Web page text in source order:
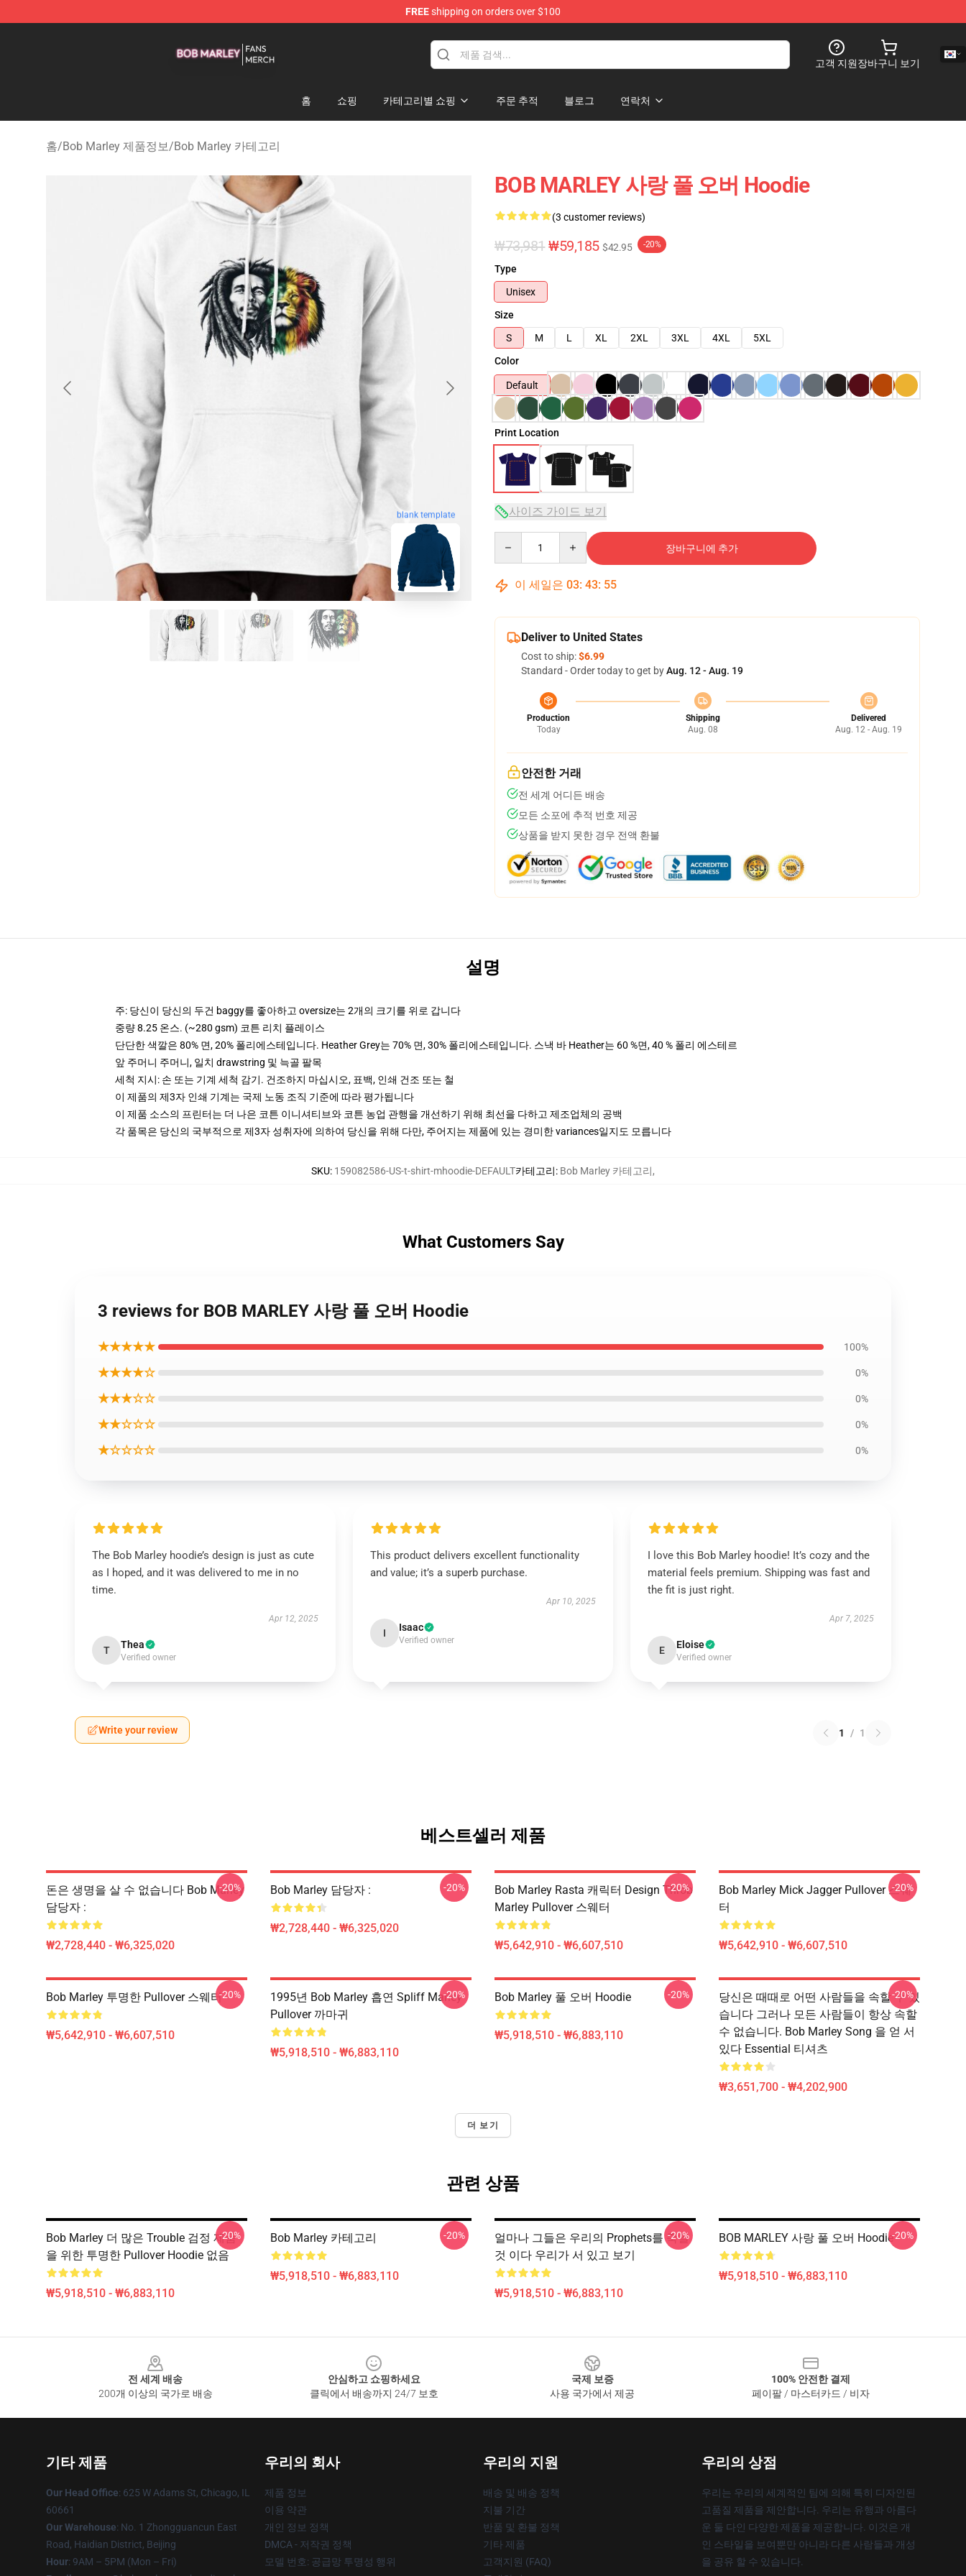
FREEshipping on orders over $100
고객 지원장바구니 보기
홈 쇼핑 카테고리별 쇼핑 주문 추적 블로그 연락처
홈/Bob Marley 제품정보/Bob Marley 카테고리
blank template
BOB MARLEY 사랑 풀 오버 Hoodie
(3 customer reviews)
₩73,981 ₩59,185 $42.95 -20%
Type
Unisex
Size
S
M L XL 2XL 3XL 4XL
5XL
Color
Default
Print Location
사이즈 가이드 보기
장바구니에 추가
이 세일은 03: 43: 54
Deliver to United States
Cost to ship:$6.99
Standard - Order today to get byAug. 12 - Aug. 19
Production
Today
Shipping
Aug. 08
Delivered
Aug. 12 - Aug. 19
안전한 거래
전 세계 어디든 배송
모든 소포에 추적 번호 제공
상품을 받지 못한 경우 전액 환불
설명
주: 당신이 당신의 두건 baggy를 좋아하고 oversize는 2개의 크기를 위로 갑니다
중량 8.25 온스. (~280 gsm) 코튼 리치 플레이스
단단한 색깔은 80% 면, 20% 폴리에스테입니다. Heather Grey는 70% 면, 30% 폴리에스테입니다. 스낵 바 Heather는 60 %면, 40 % 폴리 에스테르
앞 주머니 주머니, 일치 drawstring 및 늑골 팔목
세척 지시: 손 또는 기계 세척 감기. 건조하지 마십시오, 표백, 인쇄 건조 또는 철
이 제품의 제3자 인쇄 기계는 국제 노동 조직 기준에 따라 평가됩니다
이 제품 소스의 프린터는 더 나은 코튼 이니셔티브와 코튼 농업 관행을 개선하기 위해 최선을 다하고 제조업체의 공백
각 품목은 당신의 국부적으로 제3자 성취자에 의하여 당신을 위해 다만, 주어지는 제품에 있는 경미한 variances일지도 모릅니다
SKU: 159082586-US-t-shirt-mhoodie-DEFAULT카테고리: Bob Marley 카테고리,
What Customers Say
3 reviews for BOB MARLEY 사랑 풀 오버 Hoodie
★★★★★ 100%
★★★★☆ 0%
★★★☆☆ 0%
★★☆☆☆ 0%
★☆☆☆☆ 0%
The Bob Marley hoodie’s design is just as cute
as I hoped, and it was delivered to me in no
time.
Apr 12, 2025
T Thea
Verified owner
This product delivers excellent functionality
and value; it’s a superb purchase.
Apr 10, 2025
I Isaac
Verified owner
I love this Bob Marley hoodie! It’s cozy and the
material feels premium. Shipping was fast and
the fit is just right.
Apr 7, 2025
E Eloise
Verified owner
Write your review 1 / 1
베스트셀러 제품
돈은 생명을 살 수 없습니다 Bob Marley
담당자 :
₩2,728,440 - ₩6,325,020
-20% Bob Marley 담당자 :
₩2,728,440 - ₩6,325,020
-20%
Bob Marley Rasta 캐릭터 Design Throb
Marley Pullover 스웨터
₩5,642,910 - ₩6,607,510
-20%
Bob Marley Mick Jagger Pullover 스웨
터
₩5,642,910 - ₩6,607,510
-20%
Bob Marley 투명한 Pullover 스웨터
₩5,642,910 - ₩6,607,510
-20%
1995년 Bob Marley 흡연 Spliff Marley
Pullover 까마귀
₩5,918,510 - ₩6,883,110
-20% Bob Marley 풀 오버 Hoodie
₩5,918,510 - ₩6,883,110
-20%
당신은 때때로 어떤 사람들을 속할 수 있
습니다 그러나 모든 사람들이 항상 속할
수 없습니다. Bob Marley Song 을 얻 서
있다 Essential 티셔츠
₩3,651,700 - ₩4,202,900
-20%
더 보기
관련 상품
Bob Marley 더 많은 Trouble 검정 제품
을 위한 투명한 Pullover Hoodie 없음
₩5,918,510 - ₩6,883,110
-20% Bob Marley 카테고리
₩5,918,510 - ₩6,883,110
-20%
얼마나 그들은 우리의 Prophets를 죽일
것 이다 우리가 서 있고 보기
₩5,918,510 - ₩6,883,110
-20% BOB MARLEY 사랑 풀 오버 Hoodie
₩5,918,510 - ₩6,883,110
-20%
전 세계 배송
200개 이상의 국가로 배송
안심하고 쇼핑하세요
클릭에서 배송까지 24/7 보호
국제 보증
사용 국가에서 제공
100% 안전한 결제
페이팔 / 마스터카드 / 비자
기타 제품
Our Head Office: 625 W Adams St, Chicago, IL
60661
Our Warehouse: No. 1 Zhongguancun East
Road, Haidian District, Beijing
Hour: 9AM – 5PM (Mon – Fri)
우리의 회사
제품 정보
이용 약관
개인 정보 정책
DMCA - 저작권 정책
모델 번호: 공급망 투명성 행위
우리의 지원
배송 및 배송 정책
지불 기간
반품 및 환불 정책
기타 제품
고객지원 (FAQ)
우리의 상점
우리는 우리의 세계적인 팀에 의해 특히 디자인된
고품질 제품을 제안합니다. 우리는 유행과 아름다
운 둘 다인 다양한 제품을 제공합니다. 이것은 개
인 스타일을 보여뿐만 아니라 다른 사람들과 개성
을 공유 할 수 있습니다.